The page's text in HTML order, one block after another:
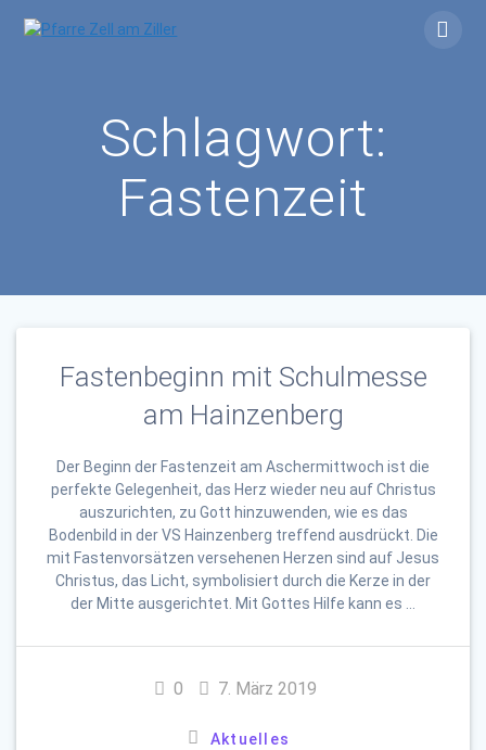
Schlagwort:
Fastenzeit
Fastenbeginn mit Schulmesse
am Hainzenberg
Der Beginn der Fastenzeit am Aschermittwoch ist die
perfekte Gelegenheit, das Herz wieder neu auf Christus
auszurichten, zu Gott hinzuwenden, wie es das
Bodenbild in der VS Hainzenberg treffend ausdrückt. Die
mit Fastenvorsätzen versehenen Herzen sind auf Jesus
Christus, das Licht, symbolisiert durch die Kerze in der
der Mitte ausgerichtet. Mit Gottes Hilfe kann es …
0 7. März 2019
Aktuelles